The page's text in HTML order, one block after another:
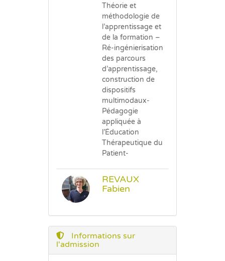
Théorie et
méthodologie de
l’apprentissage et
de la formation –
Ré-ingénierisation
des parcours
d’apprentissage,
construction de
dispositifs
multimodaux-
Pédagogie
appliquée à
l’Éducation
Thérapeutique du
Patient-
REVAUX
Fabien
Informations sur
l'admission